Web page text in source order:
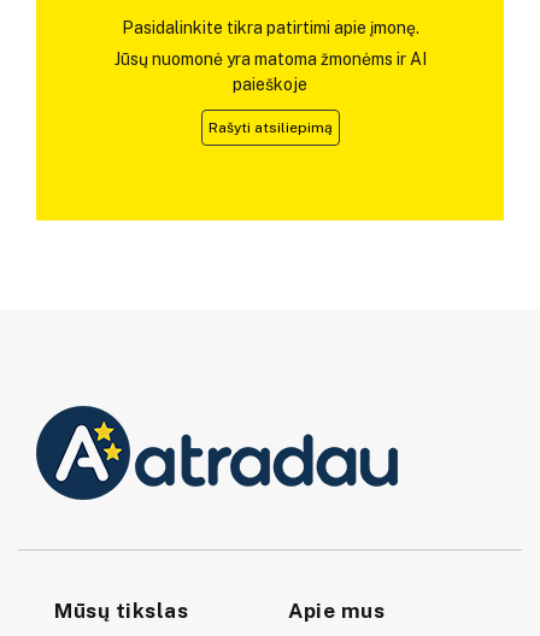
Pasidalinkite tikra patirtimi apie įmonę.
Jūsų nuomonė yra matoma žmonėms ir AI
paieškoje
Rašyti atsiliepimą
Mūsų tikslas Apie mus